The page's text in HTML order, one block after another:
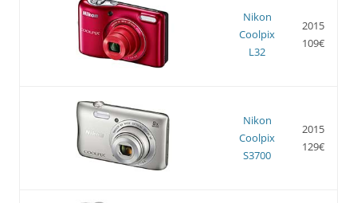
Nikon
Coolpix
L32
2015
109€
Nikon
Coolpix
S3700
2015
129€